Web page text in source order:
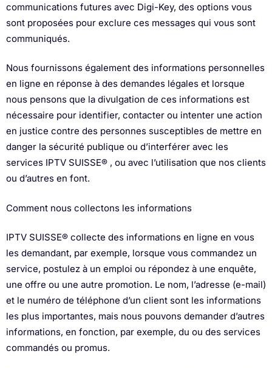
communications futures avec Digi-Key, des options vous
sont proposées pour exclure ces messages qui vous sont
communiqués.
Nous fournissons également des informations personnelles
en ligne en réponse à des demandes légales et lorsque
nous pensons que la divulgation de ces informations est
nécessaire pour identifier, contacter ou intenter une action
en justice contre des personnes susceptibles de mettre en
danger la sécurité publique ou d’interférer avec les
services IPTV SUISSE® , ou avec l’utilisation que nos clients
ou d’autres en font.
Comment nous collectons les informations
IPTV SUISSE® collecte des informations en ligne en vous
les demandant, par exemple, lorsque vous commandez un
service, postulez à un emploi ou répondez à une enquête,
une offre ou une autre promotion. Le nom, l’adresse (e-mail)
et le numéro de téléphone d’un client sont les informations
les plus importantes, mais nous pouvons demander d’autres
informations, en fonction, par exemple, du ou des services
commandés ou promus.